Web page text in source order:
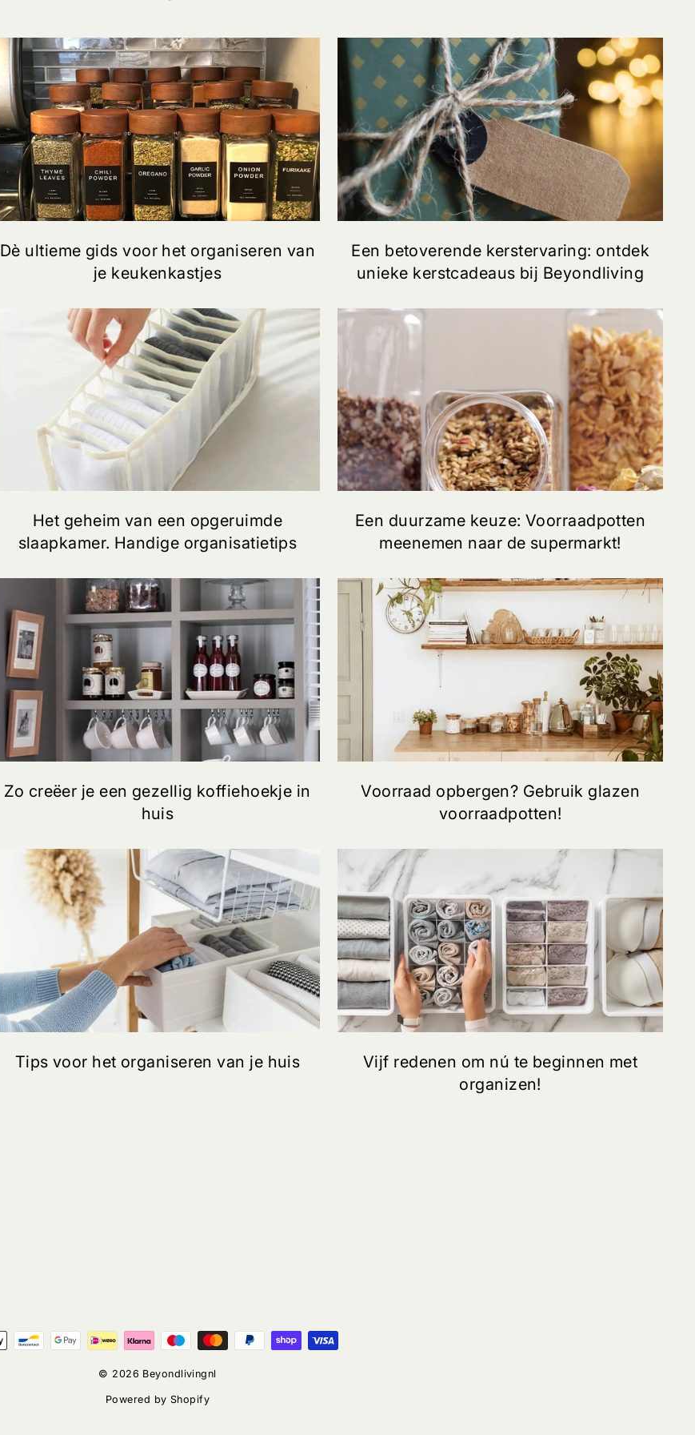
Dè ultieme gids voor het organiseren van
je keukenkastjes
Een betoverende kerstervaring: ontdek
unieke kerstcadeaus bij Beyondliving
Het geheim van een opgeruimde
slaapkamer. Handige organisatietips
Een duurzame keuze: Voorraadpotten
meenemen naar de supermarkt!
Zo creëer je een gezellig koffiehoekje in
huis
Voorraad opbergen? Gebruik glazen
voorraadpotten!
Tips voor het organiseren van je huis
Vijf redenen om nú te beginnen met
organizen!
© 2026 Beyondlivingnl
Powered by Shopify